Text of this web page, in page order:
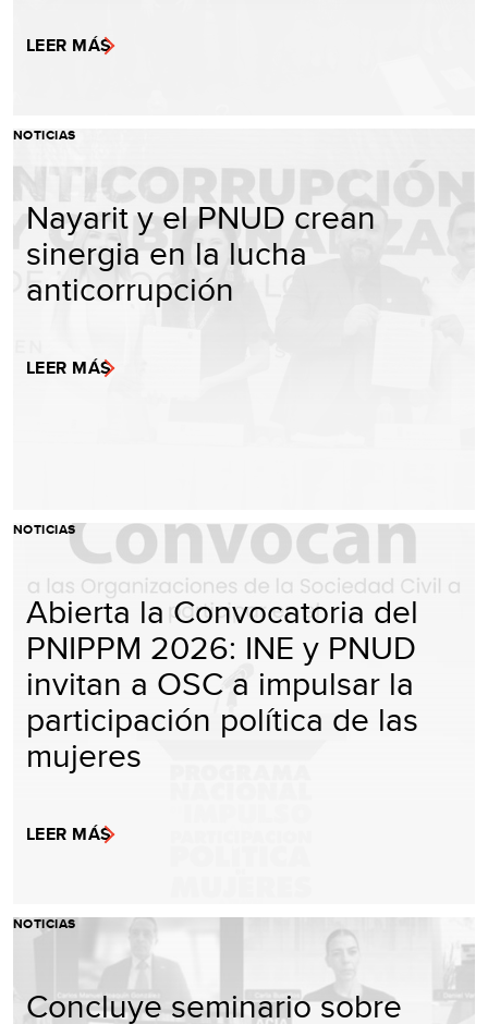
LEER MÁS
NOTICIAS
Nayarit y el PNUD crean
sinergia en la lucha
anticorrupción
LEER MÁS
NOTICIAS
Abierta la Convocatoria del
PNIPPM 2026: INE y PNUD
invitan a OSC a impulsar la
participación política de las
mujeres
LEER MÁS
NOTICIAS
Concluye seminario sobre